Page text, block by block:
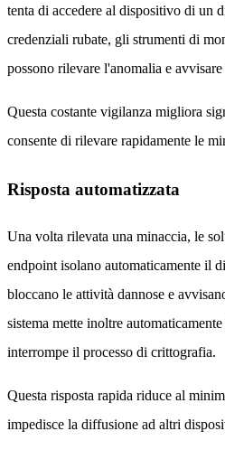
tenta di accedere al dispositivo di un
credenziali rubate, gli strumenti di
possono rilevare l'anomalia e
Questa costante vigilanza migliora
consente di rilevare rapidamente le
Risposta automatizzata
Una volta rilevata una minaccia, le
endpoint isolano automaticamente il
bloccano le attività dannose e
sistema mette inoltre
interrompe il processo di crittografia.
Questa risposta rapida riduce al
impedisce la diffusione ad altri